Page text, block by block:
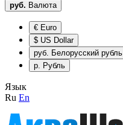
руб. Валюта
€ Euro
$ US Dollar
руб. Белорусский рубль
р. Рубль
Язык
Ru En